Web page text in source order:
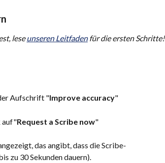
lese unseren Leitfaden für die ersten Schritte!
Aufschrift "Improve accuracy"
auf"Request a Scribe now"
das angibt, dass die Scribe-
zu 30 Sekunden dauern).